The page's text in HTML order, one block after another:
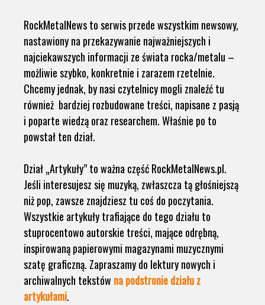
RockMetalNews to serwis przede wszystkim newsowy,
nastawiony na przekazywanie najważniejszych i
najciekawszych informacji ze świata rocka/metalu –
możliwie szybko, konkretnie i zarazem rzetelnie.
Chcemy jednak, by nasi czytelnicy mogli znaleźć tu
również bardziej rozbudowane treści, napisane z pasją
i poparte wiedzą oraz researchem. Właśnie po to
powstał ten dział.
Dział „Artykuły” to ważna część RockMetalNews.pl.
Jeśli interesujesz się muzyką, zwłaszcza tą głośniejszą
niż pop, zawsze znajdziesz tu coś do poczytania.
Wszystkie artykuły trafiające do tego działu to
stuprocentowo autorskie treści, mające odrębną,
inspirowaną papierowymi magazynami muzycznymi
szatę graficzną. Zapraszamy do lektury nowych i
archiwalnych tekstów na podstronie działu z
artykułami.